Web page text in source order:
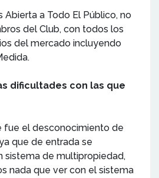
Abierta a Todo El Público, no
del Club, con todos los
del mercado incluyendo
dificultades con las que
fue el desconocimiento de
que de entrada se
sistema de multipropiedad,
nada que ver con el sistema